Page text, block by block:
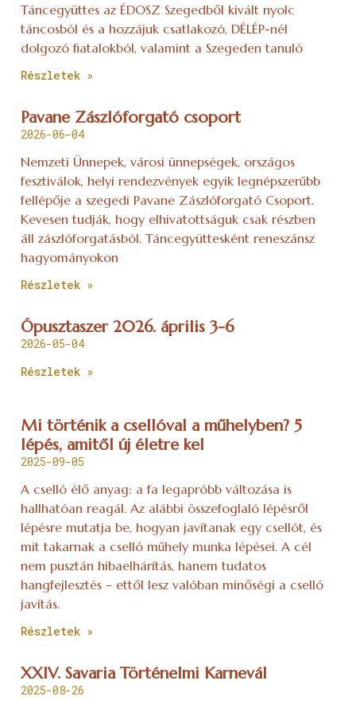
Táncegyüttes az ÉDOSZ Szegedből kivált nyolc
táncosból és a hozzájuk csatlakozó, DÉLÉP-nél
dolgozó fiatalokból, valamint a Szegeden tanuló
Részletek »
Pavane Zászlóforgató csoport
2026-06-04
Nemzeti Ünnepek, városi ünnepségek, országos
fesztiválok, helyi rendezvények egyik legnépszerűbb
fellépője a szegedi Pavane Zászlóforgató Csoport.
Kevesen tudják, hogy elhivatottságuk csak részben
áll zászlóforgatásból. Táncegyüttesként reneszánsz
hagyományokon
Részletek »
Ópusztaszer 2026. április 3-6
2026-05-04
Részletek »
Mi történik a csellóval a műhelyben? 5
lépés, amitől új életre kel
2025-09-05
A cselló élő anyag: a fa legapróbb változása is
hallhatóan reagál. Az alábbi összefoglaló lépésről
lépésre mutatja be, hogyan javítanak egy csellót, és
mit takarnak a cselló műhely munka lépései. A cél
nem pusztán hibaelhárítás, hanem tudatos
hangfejlesztés – ettől lesz valóban minőségi a cselló
javítás.
Részletek »
XXIV. Savaria Történelmi Karnevál
2025-08-26